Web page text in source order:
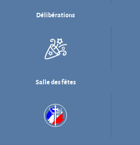
Salle des fêtes
Association Patriotique
Actus Panneau Pocket